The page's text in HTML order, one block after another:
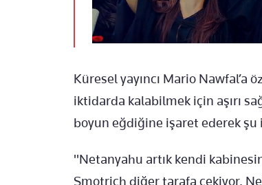
Küresel yayıncı Mario
iktidarda kalabilmek için aşırı
boyun eğdiğine işaret ederek şu
"Netanyahu artık kendi
Smotrich diğer tarafa çekiyor.